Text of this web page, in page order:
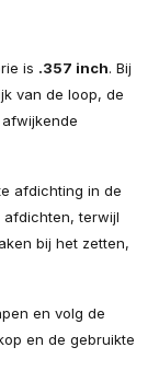
is .357 inch. Bij
van de loop, de
afdichting in de
afdichten, terwijl
bij het zetten,
en volg de
en de gebruikte